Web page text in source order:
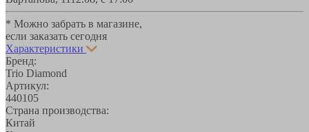
* Можно забрать в магазине,
если заказать сегодня
Характеристики
Бренд:
Trio Diamond
Артикул:
440105
Страна производства:
Китай